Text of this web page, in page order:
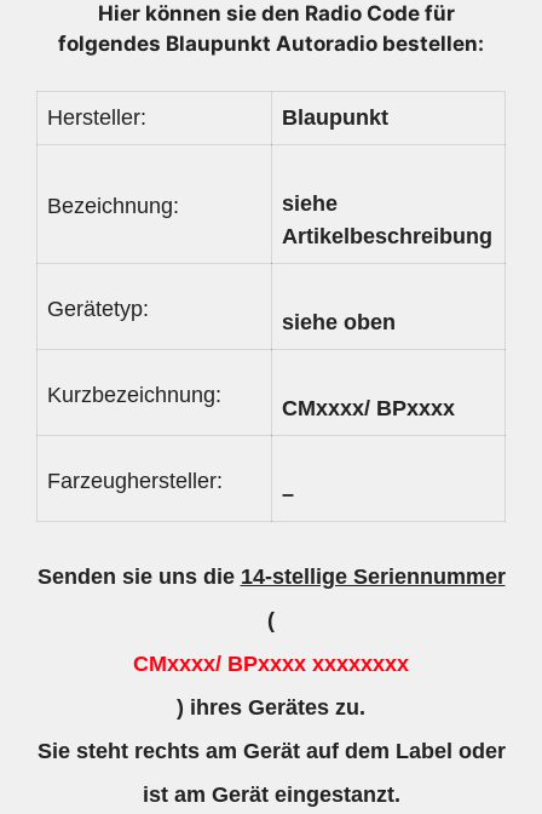
Hier können sie den Radio Code für
folgendes Blaupunkt Autoradio bestellen:
Hersteller: Blaupunkt
Bezeichnung:
siehe
Artikelbeschreibung
Gerätetyp:
siehe oben
Kurzbezeichnung:
CMxxxx/ BPxxxx
Farzeughersteller:
–
Senden sie uns die 14-stellige Seriennummer
(
CMxxxx/ BPxxxx xxxxxxxx
) ihres Gerätes zu.
Sie steht rechts am Gerät auf dem Label oder
ist am Gerät eingestanzt.